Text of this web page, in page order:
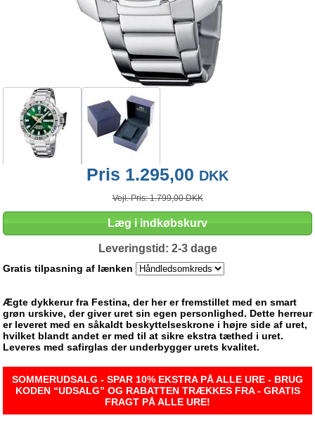
Pris 1.295,00 DKK
Vejl. Pris: 1.799,00 DKK
Læg i indkøbskurv
Leveringstid: 2-3 dage
Gratis tilpasning af lænken
Ægte dykkerur fra Festina, der her er fremstillet med en smart
grøn urskive, der giver uret sin egen personlighed. Dette herreur
er leveret med en såkaldt beskyttelseskrone i højre side af uret,
hvilket blandt andet er med til at sikre ekstra tæthed i uret.
Leveres med safirglas der underbygger urets kvalitet.
SOMMERUDSALG - SPAR 10% EKSTRA PÅ ALLE URE - BRUG
KODEN “UDSALG” OG RABATTEN TRÆKKES FRA - GRATIS
FRAGT PÅ ALLE URE!